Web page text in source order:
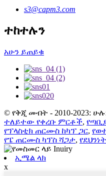
s3@capm3.com
ተከተሉን
አሁን ይጠይቁ
© የቅጂ መብት - 2010-2023:
ተለይተው የቀረቡ ምርቶች,
የፕላስቲክ ጠርሙስ ከካፕ ጋር,
የፔ ጠርሙስ ካፕስ ሻጋታ,
ኢሜል ላክ
x